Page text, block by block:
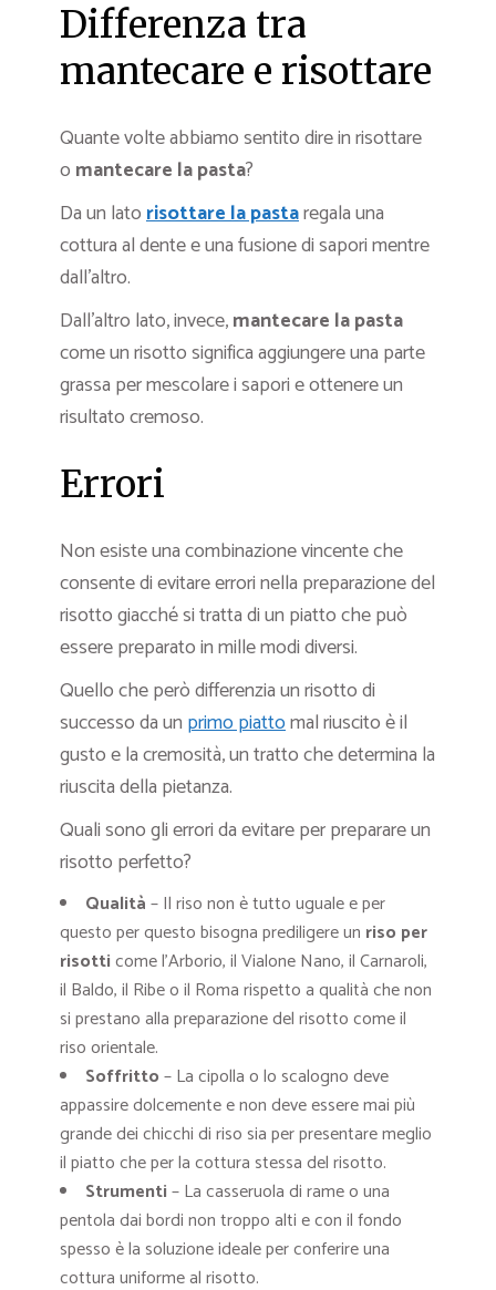
Differenza tra
mantecare e risottare
Quante volte abbiamo sentito dire in risottare
o mantecare la pasta?
Da un latorisottare la pastaregala una
cottura al dente e una fusione di sapori mentre
dall’altro.
Dall’altro lato, invece,mantecare la pasta
come un risotto significa aggiungere una parte
grassa per mescolare i sapori e ottenere un
risultato cremoso.
Errori
Non esiste una combinazione vincente che
consente di evitare errori nella preparazione del
risotto giacché si tratta di un piatto che può
essere preparato in mille modi diversi.
Quello che però differenzia un risotto di
successo da un primo piattomal riuscito è il
gusto e la cremosità, un tratto che determina la
riuscita della pietanza.
Quali sono gli errori da evitare per preparare un
risotto perfetto?
Qualità– Il riso non è tutto uguale e per
questo per questo bisogna prediligere un riso per
risotticome l’Arborio, il Vialone Nano, il Carnaroli,
il Baldo, il Ribe o il Roma rispetto a qualità che non
si prestano alla preparazione del risotto come il
riso orientale.
Soffritto– La cipolla o lo scalogno deve
appassire dolcemente e non deve essere mai più
grande dei chicchi di riso sia per presentare meglio
il piatto che per la cottura stessa del risotto.
Strumenti– La casseruola di rame o una
pentola dai bordi non troppo alti e con il fondo
spesso è la soluzione ideale per conferire una
cottura uniforme al risotto.